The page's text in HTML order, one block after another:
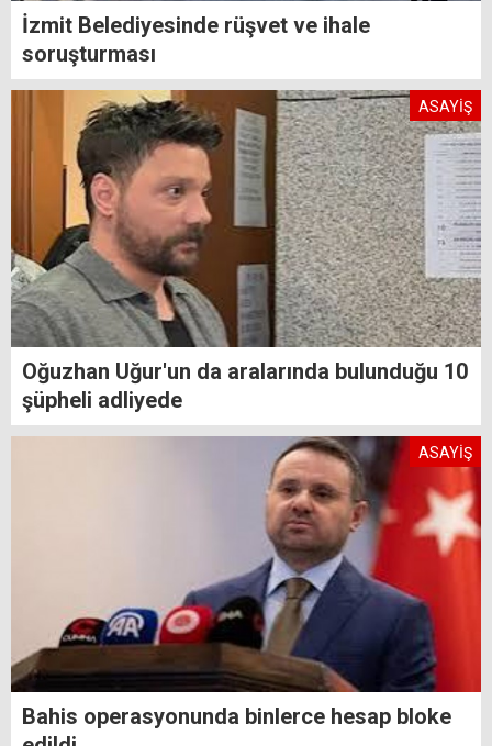
İzmit Belediyesinde rüşvet ve ihale
soruşturması
ASAYİŞ
Oğuzhan Uğur'un da aralarında bulunduğu 10
şüpheli adliyede
ASAYİŞ
Bahis operasyonunda binlerce hesap bloke